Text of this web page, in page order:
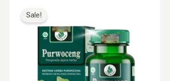
Sale!
hingga
memiliki
beberapa
varian.
Pilihan
ini